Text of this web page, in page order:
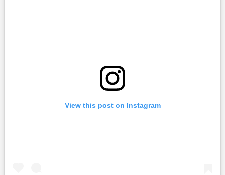
View this post on Instagram